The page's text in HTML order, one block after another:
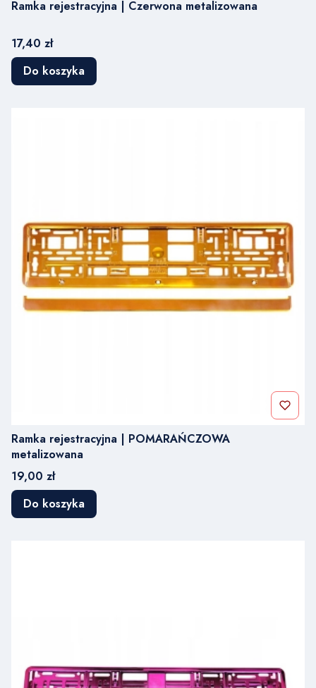
Ramka rejestracyjna | Czerwona metalizowana
Cena
17,40 zł
Do koszyka
Ramka rejestracyjna | POMARAŃCZOWA
metalizowana
Cena
19,00 zł
Do koszyka